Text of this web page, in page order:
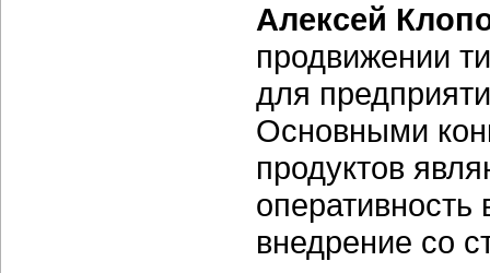
Алексей
продвижении
для
Основными
продуктов
внедрение со